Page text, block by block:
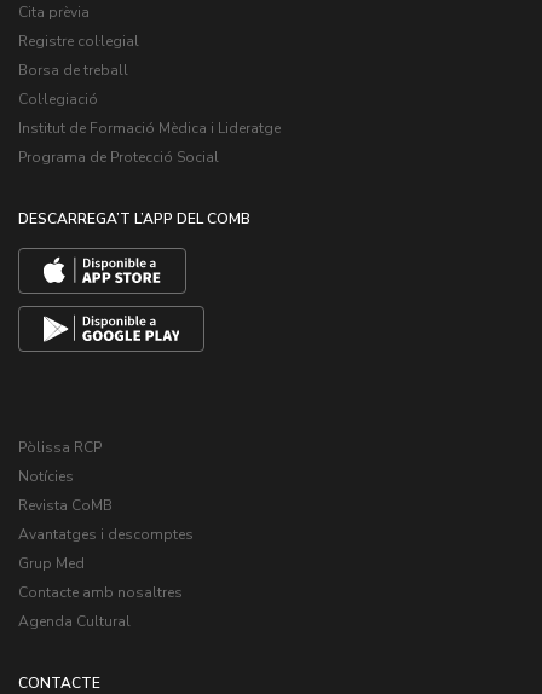
Cita prèvia
Registre col·legial
Borsa de treball
Col·legiació
Institut de Formació Mèdica i Lideratge
Programa de Protecció Social
DESCARREGA’T L’APP DEL COMB
Pòlissa RCP
Notícies
Revista CoMB
Avantatges i descomptes
Grup Med
Contacte amb nosaltres
Agenda Cultural
CONTACTE